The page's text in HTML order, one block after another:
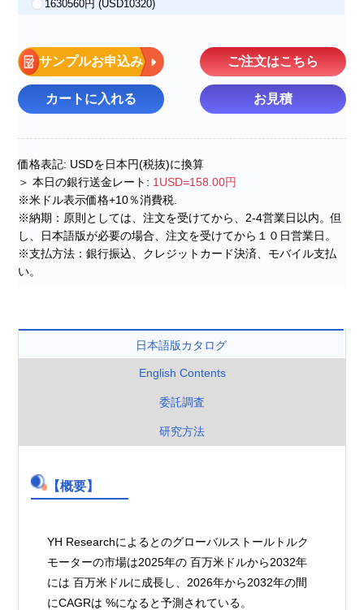
1630560円(USD10320)
サンプルお申込み ご注文はこちら
カートに入れる お見積
価格表記: USDを日本円(税抜)に換算
＞ 本日の銀行送金レート: 1USD=158.00円
※米ドル表示価格+10％消費税.
※納期：原則としては、注文を受けてから、2-4営業日以内。但
し、日本語版が必要の場合、注文を受けてから１０日営業日。
※支払方法：銀行振込、クレジットカード決済、モバイル支払
い。
日本語版カタログ
English Contents
委託調査
研究方法
【概要】
YH Researchによるとのグローバルストールトルク
モーターの市場は2025年の 百万米ドルから2032年
には 百万米ドルに成長し、2026年から2032年の間
にCAGRは %になると予測されている。